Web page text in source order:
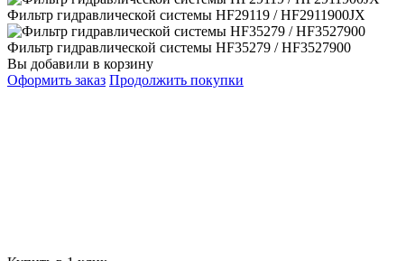
Фильтр гидравлической системы HF29119 / HF2911900JX
Фильтр гидравлической системы HF35279 / HF3527900
Вы добавили в корзину
Оформить заказ Продолжить покупки